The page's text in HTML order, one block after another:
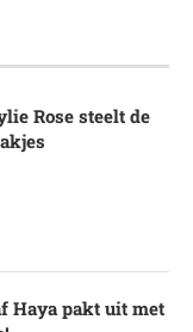
Rose steelt de
Haya pakt uit met